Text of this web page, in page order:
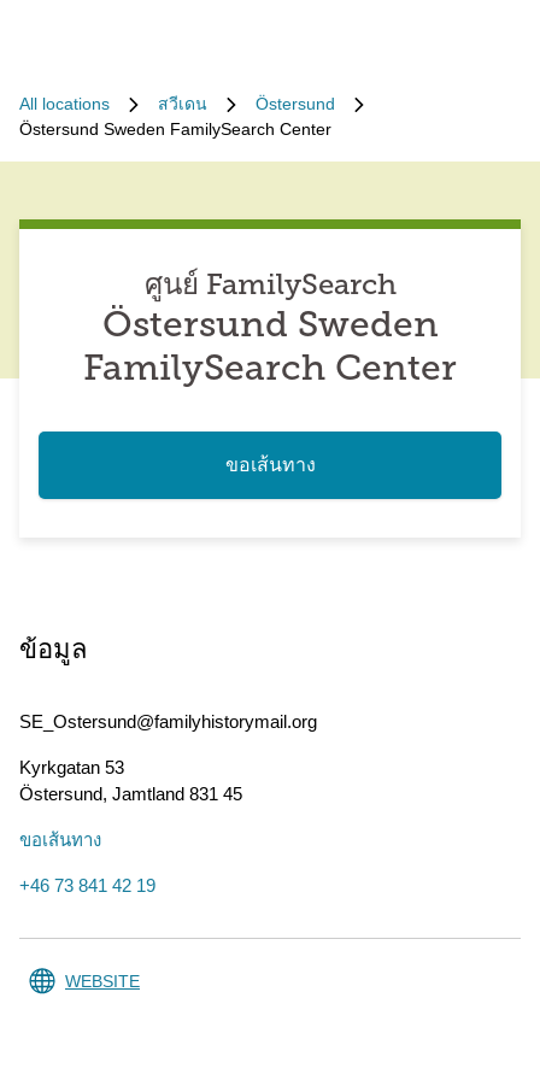
All locations สวีเดน
Östersund
Östersund Sweden FamilySearch Center
ศูนย์ FamilySearch
Östersund Sweden
FamilySearch Center
ขอเส้นทาง
ข้อมูล
SE_Ostersund@familyhistorymail.org
Kyrkgatan 53
Östersund, Jamtland 831 45
ขอเส้นทาง
+46 73 841 42 19
WEBSITE